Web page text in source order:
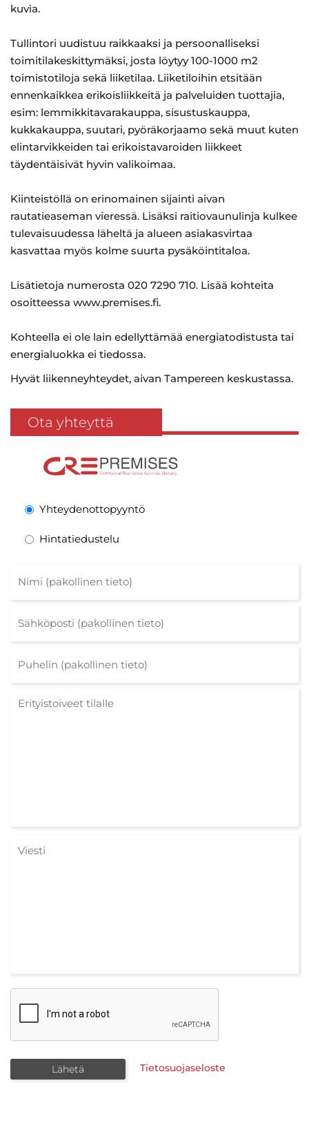
kuvia.
Tullintori uudistuu raikkaaksi ja persoonalliseksi
toimitilakeskittymäksi, josta löytyy 100-1000 m2
toimistotiloja sekä liiketilaa. Liiketiloihin etsitään
ennenkaikkea erikoisliikkeitä ja palveluiden tuottajia,
esim: lemmikkitavarakauppa, sisustuskauppa,
kukkakauppa, suutari, pyöräkorjaamo sekä muut kuten
elintarvikkeiden tai erikoistavaroiden liikkeet
täydentäisivät hyvin valikoimaa.
Kiinteistöllä on erinomainen sijainti aivan
rautatieaseman vieressä. Lisäksi raitiovaunulinja kulkee
tulevaisuudessa läheltä ja alueen asiakasvirtaa
kasvattaa myös kolme suurta pysäköintitaloa.
Lisätietoja numerosta 020 7290 710. Lisää kohteita
osoitteessa www.premises.fi.
Kohteella ei ole lain edellyttämää energiatodistusta tai
energialuokka ei tiedossa.
Hyvät liikenneyhteydet, aivan Tampereen keskustassa.
Ota yhteyttä
Yhteydenottopyyntö
Hintatiedustelu
Tietosuojaseloste